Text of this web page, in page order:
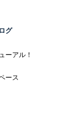
グ
ーアル！
ース